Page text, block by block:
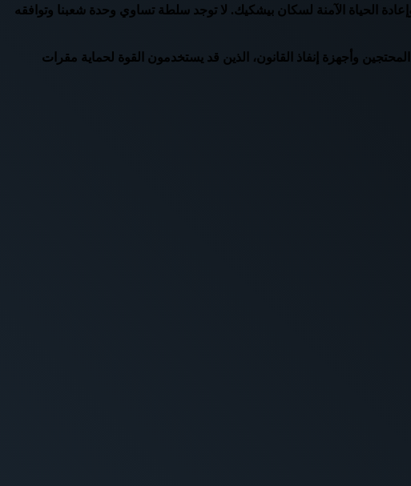
الحياة الآمنة لسكان بيشكيك. لا توجد سلطة تساوي وحدة شعبنا وتوافقه
وأجهزة إنفاذ القانون، الذين قد يستخدمون القوة لحماية مقرات